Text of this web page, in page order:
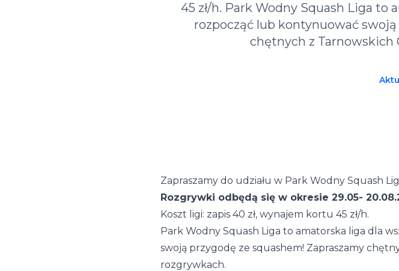
45 zł/h. Park Wodny Squash Liga
rozpocząć lub kontynuować
chętnych z Tarnowskich
Zapraszamy do udziału w Park Wodny Squash
Rozgrywki odbędą się w okresie 29.05-
Koszt ligi: zapis 40 zł, wynajem kortu 45 zł/h.
Park Wodny Squash Liga to amatorska liga dla
swoją przygodę ze squashem! Zapraszamy
rozgrywkach.